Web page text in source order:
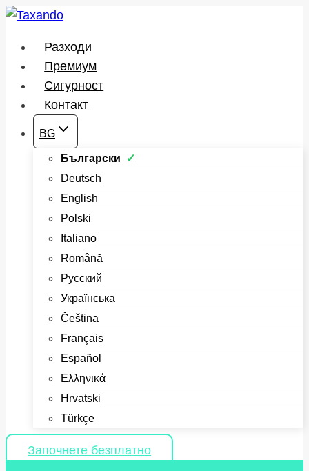
Към
Разходи
Премиум
Сигурност
Контакт
BG
Български
Deutsch
English
Polski
Italiano
Română
Русский
Українська
Čeština
Français
Español
Ελληνικά
Hrvatski
Türkçe
Започнете безплатно